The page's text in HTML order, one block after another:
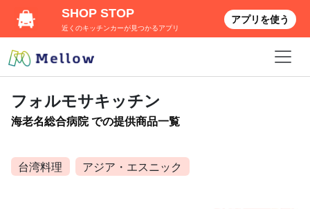
フォルモサキッチン
海老名総合病院 での提供商品一覧
台湾料理 アジア・エスニック
SHOP STOP
近くのキッチンカーが見つかるアプリ
アプリを使う